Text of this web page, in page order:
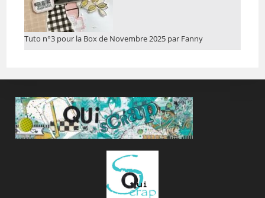
Tuto n°3 pour la Box de Novembre 2025 par Fanny